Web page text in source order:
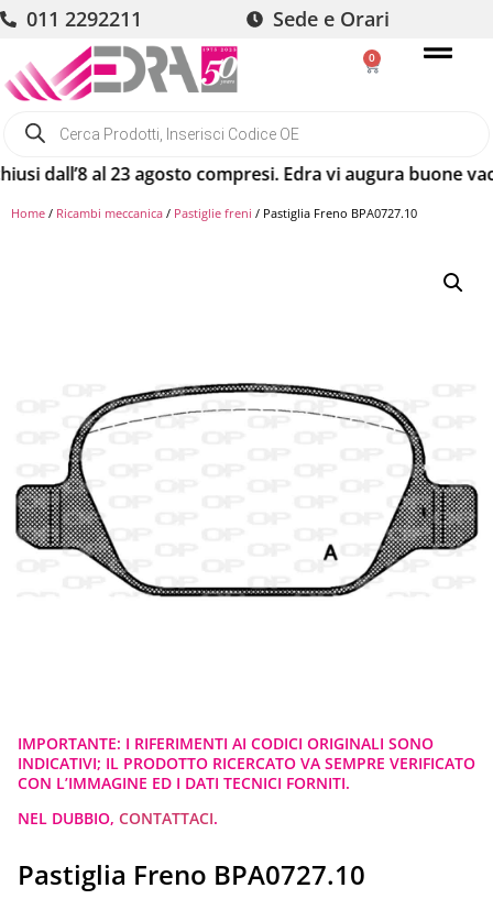
011 2292211 Sede e Orari
0
al 23 agosto compresi. Edra vi augura buone
Home / Ricambi meccanica / Pastiglie freni / Pastiglia Freno BPA0727.10
IMPORTANTE: I RIFERIMENTI AI CODICI ORIGINALI SONO
INDICATIVI; IL PRODOTTO RICERCATO VA SEMPRE VERIFICATO
CON L’IMMAGINE ED I DATI TECNICI FORNITI.
NEL DUBBIO, CONTATTACI.
Pastiglia Freno BPA0727.10